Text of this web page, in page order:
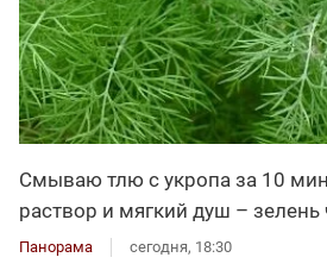
Смываю тлю с укропа за 10
раствор и мягкий душ – зелень
Панорама сегодня, 18:30